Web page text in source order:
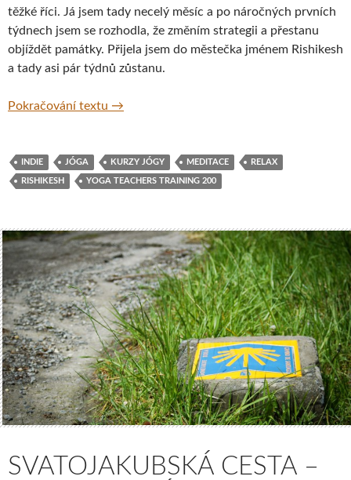
těžké říci. Já jsem tady necelý měsíc a po náročných prvních
týdnech jsem se rozhodla, že změním strategii a přestanu
objíždět památky. Přijela jsem do městečka jménem Rishikesh
a tady asi pár týdnů zůstanu.
Pokračování textu Rishikesh – jóga, meditace a německá
→
INDIE JÓGA KURZY JÓGY MEDITACE RELAX
RISHIKESH YOGA TEACHERS TRAINING 200
SVATOJAKUBSKÁ CESTA –